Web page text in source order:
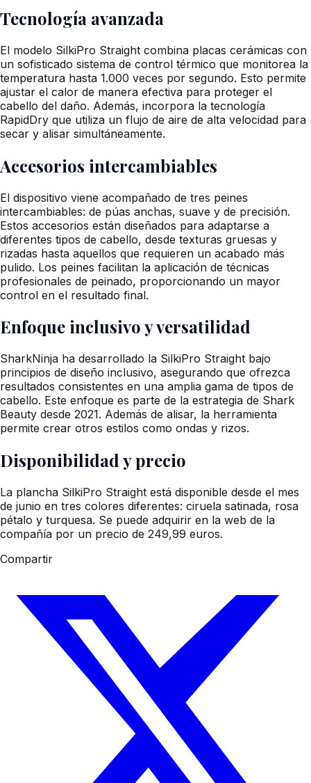
Tecnología avanzada
El modelo SilkiPro Straight combina placas cerámicas con
un sofisticado sistema de control térmico que monitorea la
temperatura hasta 1.000 veces por segundo. Esto permite
ajustar el calor de manera efectiva para proteger el
cabello del daño. Además, incorpora la tecnología
RapidDry que utiliza un flujo de aire de alta velocidad para
secar y alisar simultáneamente.
Accesorios intercambiables
El dispositivo viene acompañado de tres peines
intercambiables: de púas anchas, suave y de precisión.
Estos accesorios están diseñados para adaptarse a
diferentes tipos de cabello, desde texturas gruesas y
rizadas hasta aquellos que requieren un acabado más
pulido. Los peines facilitan la aplicación de técnicas
profesionales de peinado, proporcionando un mayor
control en el resultado final.
Enfoque inclusivo y versatilidad
SharkNinja ha desarrollado la SilkiPro Straight bajo
principios de diseño inclusivo, asegurando que ofrezca
resultados consistentes en una amplia gama de tipos de
cabello. Este enfoque es parte de la estrategia de Shark
Beauty desde 2021. Además de alisar, la herramienta
permite crear otros estilos como ondas y rizos.
Disponibilidad y precio
La plancha SilkiPro Straight está disponible desde el mes
de junio en tres colores diferentes: ciruela satinada, rosa
pétalo y turquesa. Se puede adquirir en la web de la
compañía por un precio de 249,99 euros.
Compartir